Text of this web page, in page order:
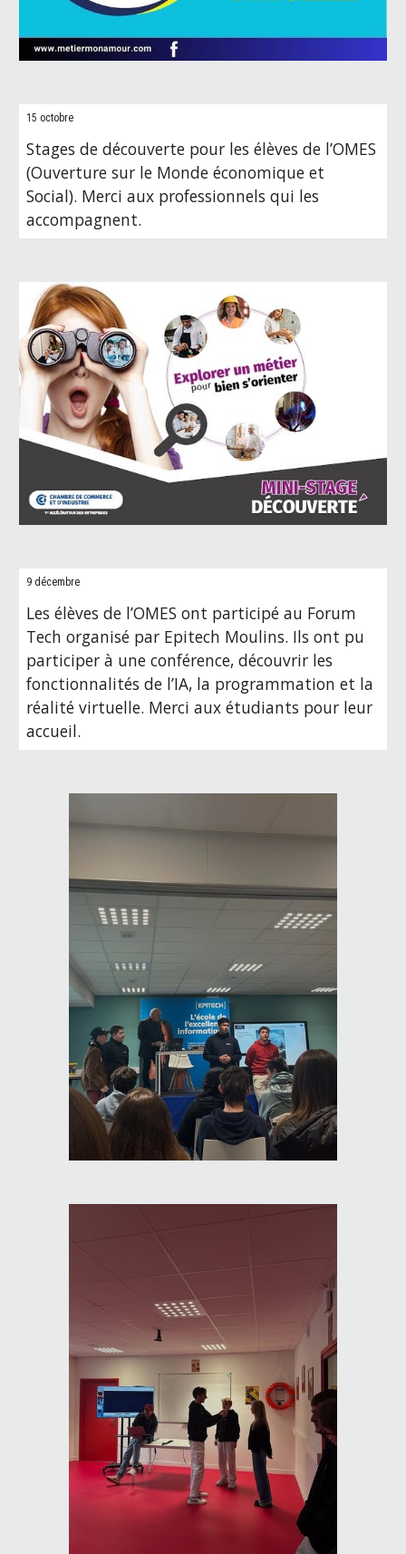
15 octobre
Stages de découverte pour les élèves de l’OMES
(Ouverture sur le Monde économique et
Social). Merci aux professionnels qui les
accompagnent.
9 décembre
Les élèves de l’OMES ont participé au Forum
Tech organisé par Epitech Moulins. Ils ont pu
participer à une conférence, découvrir les
fonctionnalités de l’IA, la programmation et la
réalité virtuelle. Merci aux étudiants pour leur
accueil.